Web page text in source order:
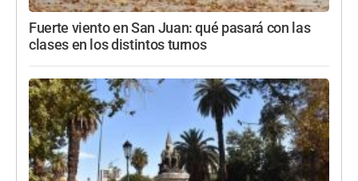
Fuerte viento en San Juan: qué pasará con las
clases en los distintos turnos